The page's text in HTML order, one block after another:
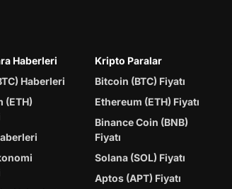
Haberleri
Haberleri
(ETH)
Kripto Paralar
Bitcoin (BTC) Fiyatı
Ethereum (ETH) Fiyatı
Binance Coin (BNB)
Fiyatı
Solana (SOL) Fiyatı
Aptos (APT) Fiyatı